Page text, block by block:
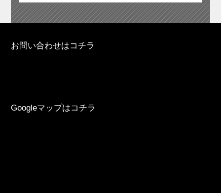
お問い合わせはコチラ
Googleマップはコチラ